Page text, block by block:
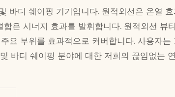
바디 쉐이핑 기기입니다. 원적외선은 온열
은 시너지 효과를 발휘합니다. 원적외선 뷰
부위를 효과적으로 커버합니다. 사용자
바디 쉐이핑 분야에 대한 저희의 끊임없는